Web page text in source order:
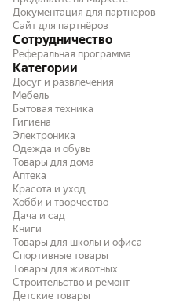
Документация для партнёров
Сайт для партнёров
Сотрудничество
Реферальная программа
Категории
Досуг и развлечения
Мебель
Бытовая техника
Гигиена
Электроника
Одежда и обувь
Товары для дома
Аптека
Красота и уход
Хобби и творчество
Дача и сад
Книги
Товары для школы и офиса
Спортивные товары
Товары для животных
Строительство и ремонт
Детские товары